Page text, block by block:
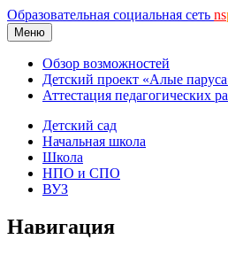
Образовательная социальная сеть ns
Меню
Обзор возможностей
Детский проект «Алые
Аттестация педагогических
Детский сад
Начальная школа
Школа
НПО и СПО
ВУЗ
Навигация